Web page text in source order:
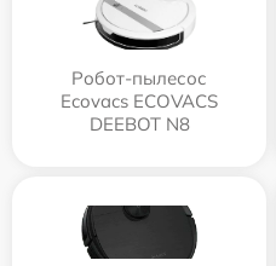
Робот-пылесос
Ecovacs ECOVACS
DEEBOT N8